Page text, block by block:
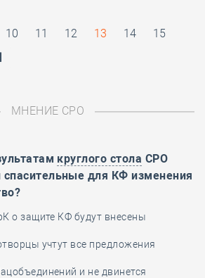
10 11 12 13 14
15
МНЕНИЕ СРО
круглого стола СРО
для КФ изменения
о защите КФ будут внесены
учтут все предложения
и не двинется